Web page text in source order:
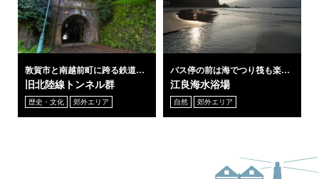
敦賀市と南越前町に跨る鉄道遺
構群
旧北陸線トンネル群
歴史・文化 郊外エリア
バス停の前は海でつり筏も楽し
める遠浅の海です
江良海水浴場
自然 郊外エリア